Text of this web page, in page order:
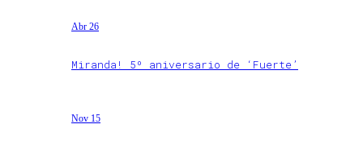
Abr 26
Miranda! 5º aniversario de ‘Fuerte’
Nov 15